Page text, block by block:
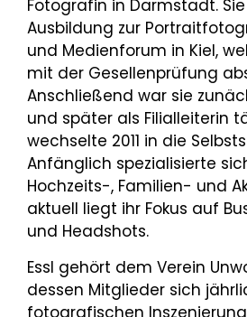
Fotografin in Darmstadt.
Ausbildung zur
und Medienforum in Kiel,
mit der Gesellenprüfung
Anschließend war sie
und später als Filialleiterin
wechselte 2011 in die
Anfänglich spezialisierte
Hochzeits-, Familien- und
aktuell liegt ihr Fokus auf
und Headshots.
Essl gehört dem Verein
dessen Mitglieder sich